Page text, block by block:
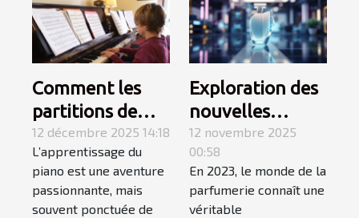
Comment les
partitions de
niveau variable
favorisent
l'apprentissage
du piano ?
12 décembre 2025 14:18
L’apprentissage du
piano est une aventure
passionnante, mais
souvent ponctuée de
Exploration des
nouvelles
tendances des
parfums en
2023
12 novembre 2025
00:58
En 2023, le monde de la
parfumerie connaît une
véritable